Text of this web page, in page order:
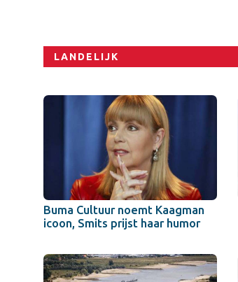
LANDELIJK
Buma Cultuur noemt Kaagman
icoon, Smits prijst haar humor